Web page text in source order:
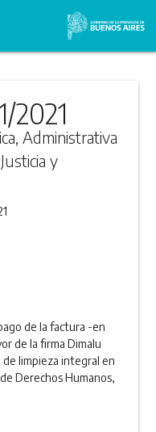
2021
Administrativa
y
de la factura -en
de la firma Dimalu
de limpieza integral en
Derechos Humanos,